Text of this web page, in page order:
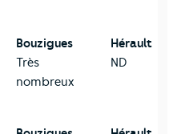
Bouzigues
Très
nombreux
Hérault
ND